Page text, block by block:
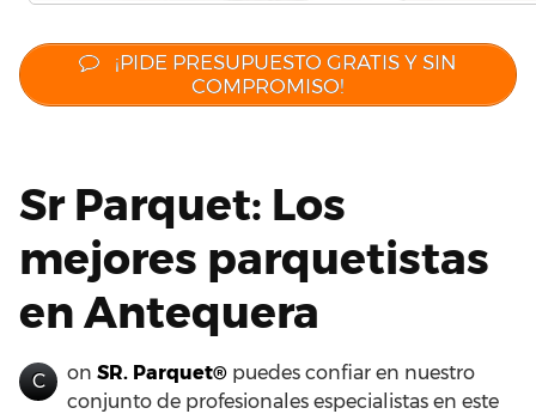
¡PIDE PRESUPUESTO GRATIS Y SIN
COMPROMISO!
Sr Parquet: Los
mejores parquetistas
en Antequera
C on SR. Parquet® puedes confiar en nuestro
conjunto de profesionales especialistas en este